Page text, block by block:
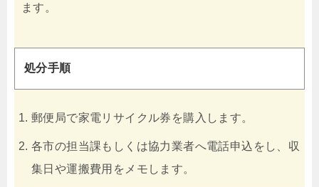
ます。
処分手順
郵便局で家電リサイクル券を購入します。
各市の担当課もしくは協力業者へ電話申込をし、収
集日や運搬費用をメモします。